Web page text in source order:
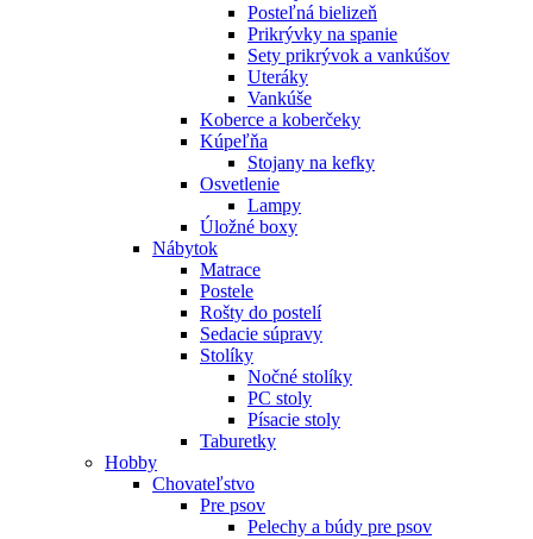
Posteľná bielizeň
Prikrývky na spanie
Sety prikrývok a vankúšov
Uteráky
Vankúše
Koberce a koberčeky
Kúpeľňa
Stojany na kefky
Osvetlenie
Lampy
Úložné boxy
Nábytok
Matrace
Postele
Rošty do postelí
Sedacie súpravy
Stolíky
Nočné stolíky
PC stoly
Písacie stoly
Taburetky
Hobby
Chovateľstvo
Pre psov
Pelechy a búdy pre psov